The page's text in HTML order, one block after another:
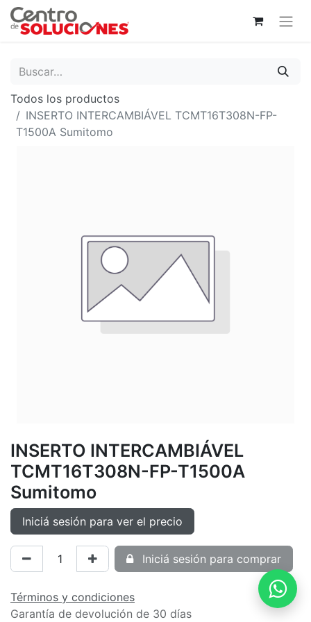
Todos los productos
INSERTO INTERCAMBIÁVEL TCMT16T308N-FP-
T1500A Sumitomo
INSERTO INTERCAMBIÁVEL
TCMT16T308N-FP-T1500A
Sumitomo
Iniciá sesión para ver el precio
Iniciá sesión para comprar
Términos y condiciones
Garantía de devolución de 30 días